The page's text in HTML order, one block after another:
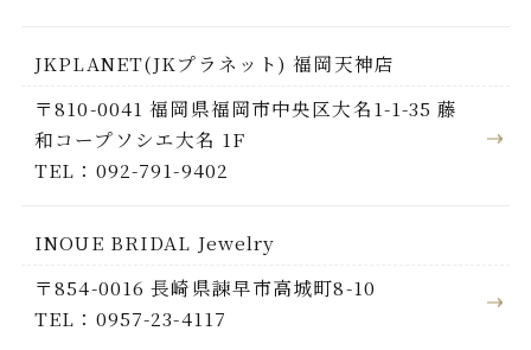
JKPLANET(JKプラネット) 福岡天神店
〒810-0041 福岡県福岡市中央区大名1-1-35 藤
和コープソシエ大名 1F
TEL：092-791-9402
INOUE BRIDAL Jewelry
〒854-0016 長崎県諫早市高城町8-10
TEL：0957-23-4117